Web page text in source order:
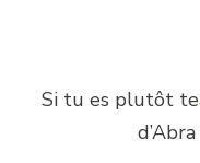
Si tu es plutôt